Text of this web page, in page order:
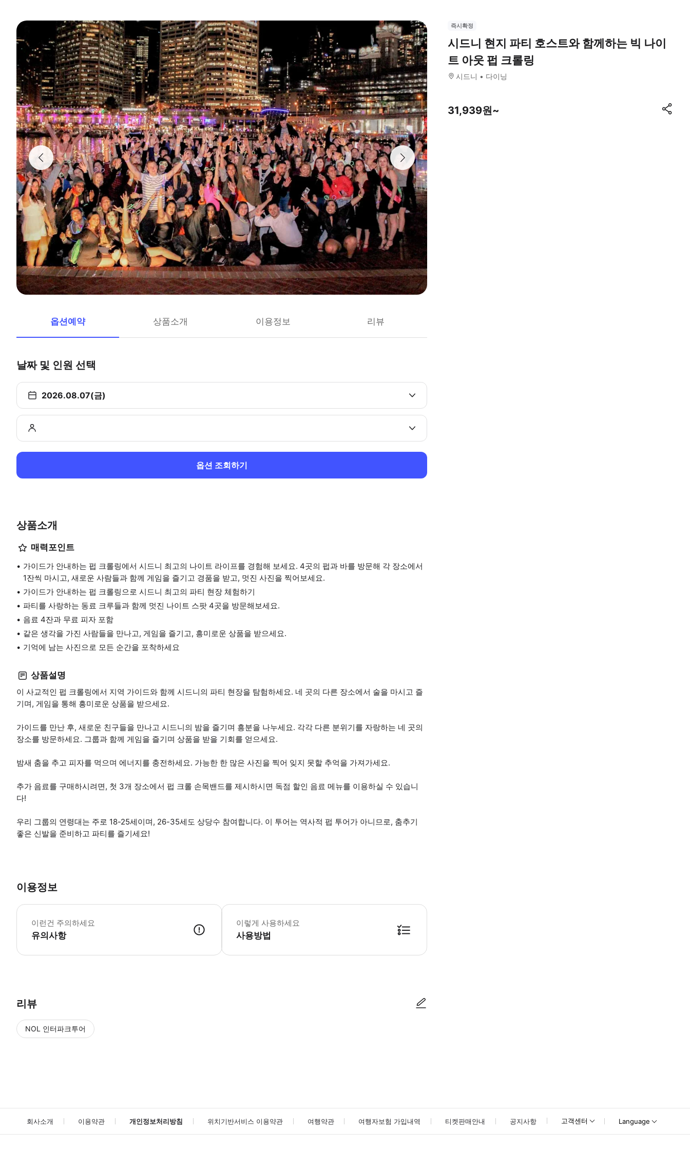
옵션예약 상품소개 이용정보 리뷰
날짜 및 인원 선택
2026.08.07(금)
옵션 조회하기
상품소개
매력포인트
가이드가 안내하는 펍 크롤링에서 시드니 최고의 나이트 라이프를 경험해 보세요. 4곳의 펍과 바를 방문해 각 장소에서
1잔씩 마시고, 새로운 사람들과 함께 게임을 즐기고 경품을 받고, 멋진 사진을 찍어보세요.
가이드가 안내하는 펍 크롤링으로 시드니 최고의 파티 현장 체험하기
파티를 사랑하는 동료 크루들과 함께 멋진 나이트 스팟 4곳을 방문해보세요.
음료 4잔과 무료 피자 포함
같은 생각을 가진 사람들을 만나고, 게임을 즐기고, 흥미로운 상품을 받으세요.
기억에 남는 사진으로 모든 순간을 포착하세요
상품설명
이 사교적인 펍 크롤링에서 지역 가이드와 함께 시드니의 파티 현장을 탐험하세요. 네 곳의 다른 장소에서 술을 마시고 즐
기며, 게임을 통해 흥미로운 상품을 받으세요.
가이드를 만난 후, 새로운 친구들을 만나고 시드니의 밤을 즐기며 흥분을 나누세요. 각각 다른 분위기를 자랑하는 네 곳의
장소를 방문하세요. 그룹과 함께 게임을 즐기며 상품을 받을 기회를 얻으세요.
밤새 춤을 추고 피자를 먹으며 에너지를 충전하세요. 가능한 한 많은 사진을 찍어 잊지 못할 추억을 가져가세요.
추가 음료를 구매하시려면, 첫 3개 장소에서 펍 크롤 손목밴드를 제시하시면 독점 할인 음료 메뉴를 이용하실 수 있습니
다!
우리 그룹의 연령대는 주로 18-25세이며, 26-35세도 상당수 참여합니다. 이 투어는 역사적 펍 투어가 아니므로, 춤추기
좋은 신발을 준비하고 파티를 즐기세요!
이용정보
이런건 주의하세요
유의사항
참가자는 만 18세 이상이어야 하며 유효한 신분증 또는 여권을 소지해야 합니다. 사진이나 신분증 사본은 허용되지 않습니다. 허용되는 신분증 양식은
이렇게 사용하세요
사용방법
리뷰
NOL 인터파크투어
즉시확정
시드니 현지 파티 호스트와 함께하는 빅 나이
트 아웃 펍 크롤링
시드니 다이닝
31,939원~
회사소개 이용약관 개인정보처리방침 위치기반서비스 이용약관 여행약관 여행자보험 가입내역 티켓판매안내 공지사항 고객센터 Language